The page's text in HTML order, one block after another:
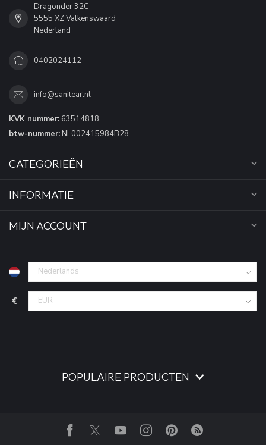
Dragonder 32C
5555 XZ Valkenswaard
Nederland
0402024112
info@sanitear.nl
KVK nummer: 63514818
btw-nummer: NL002415984B28
CATEGORIEËN
INFORMATIE
MIJN ACCOUNT
€
POPULAIRE PRODUCTEN